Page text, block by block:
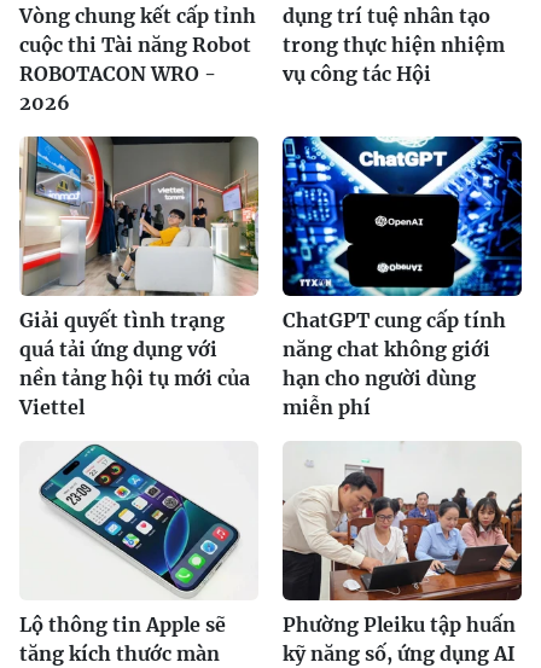
Vòng chung kết cấp tỉnh
cuộc thi Tài năng Robot
ROBOTACON WRO -
2026
dụng trí tuệ nhân tạo
trong thực hiện nhiệm
vụ công tác Hội
Giải quyết tình trạng
quá tải ứng dụng với
nền tảng hội tụ mới của
Viettel
ChatGPT cung cấp tính
năng chat không giới
hạn cho người dùng
miễn phí
Lộ thông tin Apple sẽ
tăng kích thước màn
Phường Pleiku tập huấn
kỹ năng số, ứng dụng AI